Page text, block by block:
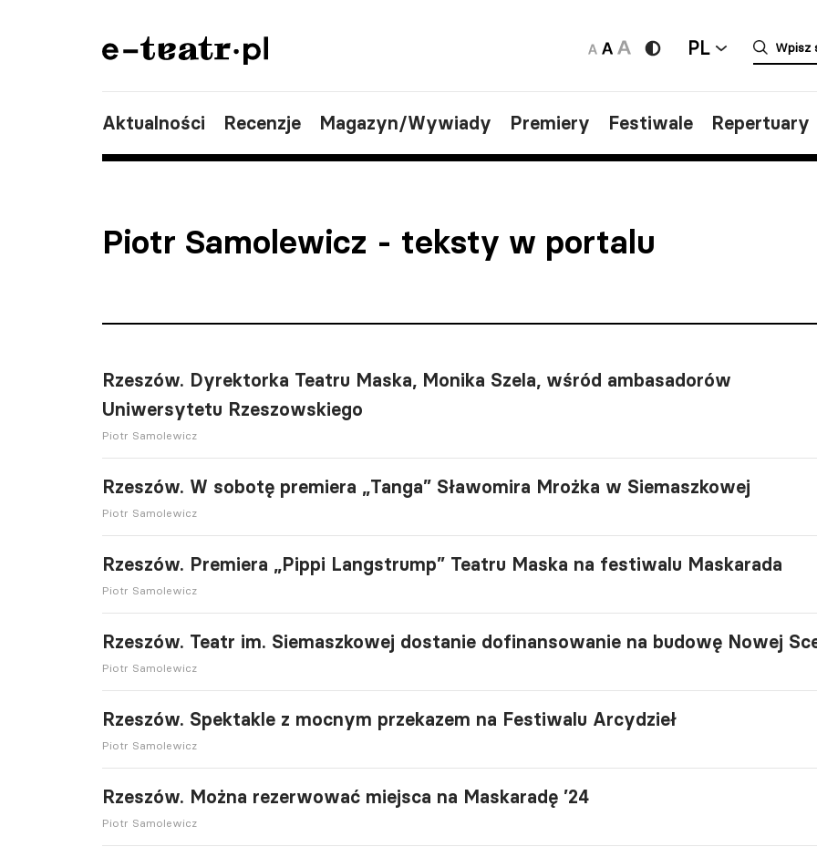
PL
Aktualności Recenzje Magazyn/Wywiady Premiery Festiwale Repertuary
Piotr Samolewicz - teksty w portalu
Rzeszów. Dyrektorka Teatru Maska, Monika Szela, wśród ambasadorów
Uniwersytetu Rzeszowskiego
Piotr Samolewicz
Rzeszów. W sobotę premiera „Tanga” Sławomira Mrożka w Siemaszkowej
Piotr Samolewicz
Rzeszów. Premiera „Pippi Langstrump” Teatru Maska na festiwalu Maskarada
Piotr Samolewicz
Rzeszów. Teatr im. Siemaszkowej dostanie dofinansowanie na budowę Nowej
Piotr Samolewicz
Rzeszów. Spektakle z mocnym przekazem na Festiwalu Arcydzieł
Piotr Samolewicz
Rzeszów. Można rezerwować miejsca na Maskaradę ’24
Piotr Samolewicz